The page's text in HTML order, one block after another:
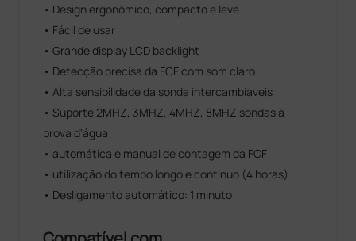
• Design ergonômico, compacto e leve
• Fácil de usar
• Grande display LCD backlight
• Detecção precisa da FCF com som claro
• Alta sensibilidade da sonda intercambiáveis
• Suporte 2MHZ, 3MHZ, 4MHZ, 8MHZ sondas à
prova d'água
• automática e manual de contagem da FCF
• utilização do tempo longo e contínuo (4 horas)
• Desligamento automático: 1 minuto